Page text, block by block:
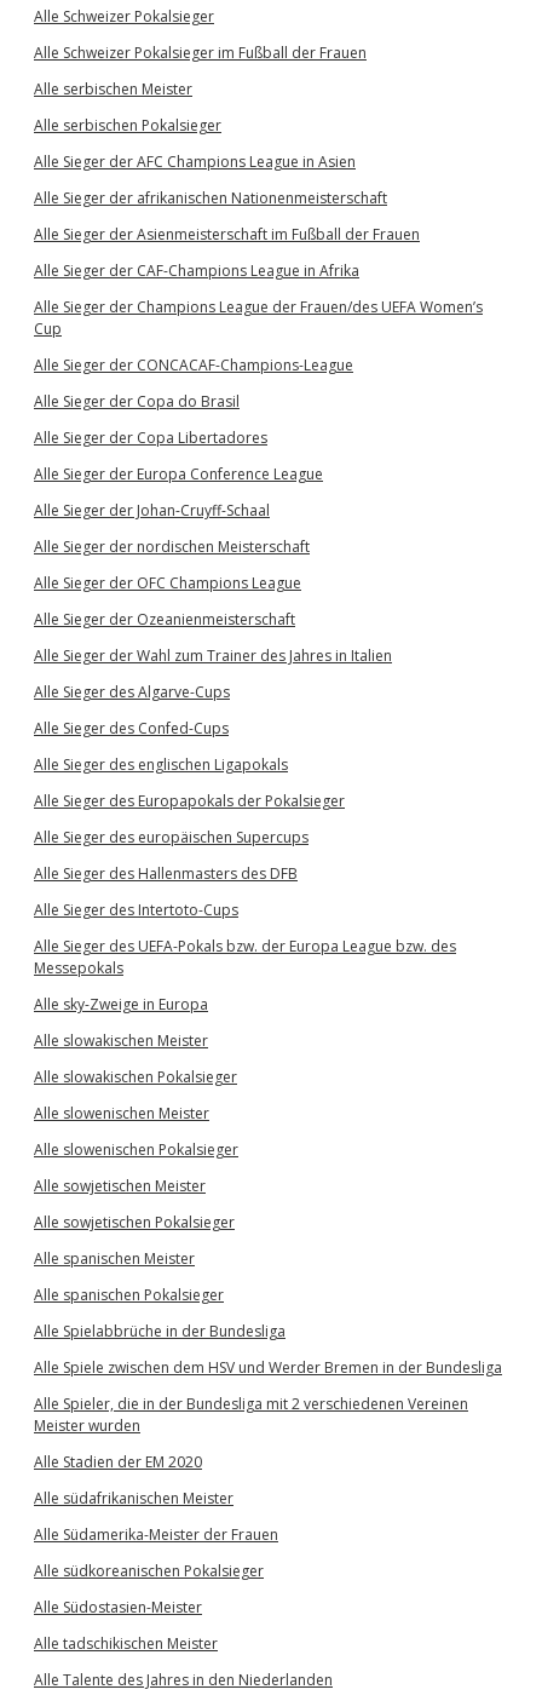
Alle Schweizer Pokalsieger
Alle Schweizer Pokalsieger im Fußball der Frauen
Alle serbischen Meister
Alle serbischen Pokalsieger
Alle Sieger der AFC Champions League in Asien
Alle Sieger der afrikanischen Nationenmeisterschaft
Alle Sieger der Asienmeisterschaft im Fußball der Frauen
Alle Sieger der CAF-Champions League in Afrika
Alle Sieger der Champions League der Frauen/des UEFA Women’s
Cup
Alle Sieger der CONCACAF-Champions-League
Alle Sieger der Copa do Brasil
Alle Sieger der Copa Libertadores
Alle Sieger der Europa Conference League
Alle Sieger der Johan-Cruyff-Schaal
Alle Sieger der nordischen Meisterschaft
Alle Sieger der OFC Champions League
Alle Sieger der Ozeanienmeisterschaft
Alle Sieger der Wahl zum Trainer des Jahres in Italien
Alle Sieger des Algarve-Cups
Alle Sieger des Confed-Cups
Alle Sieger des englischen Ligapokals
Alle Sieger des Europapokals der Pokalsieger
Alle Sieger des europäischen Supercups
Alle Sieger des Hallenmasters des DFB
Alle Sieger des Intertoto-Cups
Alle Sieger des UEFA-Pokals bzw. der Europa League bzw. des
Messepokals
Alle sky-Zweige in Europa
Alle slowakischen Meister
Alle slowakischen Pokalsieger
Alle slowenischen Meister
Alle slowenischen Pokalsieger
Alle sowjetischen Meister
Alle sowjetischen Pokalsieger
Alle spanischen Meister
Alle spanischen Pokalsieger
Alle Spielabbrüche in der Bundesliga
Alle Spiele zwischen dem HSV und Werder Bremen in der Bundesliga
Alle Spieler, die in der Bundesliga mit 2 verschiedenen Vereinen
Meister wurden
Alle Stadien der EM 2020
Alle südafrikanischen Meister
Alle Südamerika-Meister der Frauen
Alle südkoreanischen Pokalsieger
Alle Südostasien-Meister
Alle tadschikischen Meister
Alle Talente des Jahres in den Niederlanden